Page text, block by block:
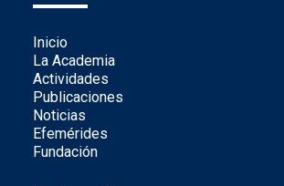
Inicio
La Academia
Actividades
Publicaciones
Noticias
Efemérides
Fundación